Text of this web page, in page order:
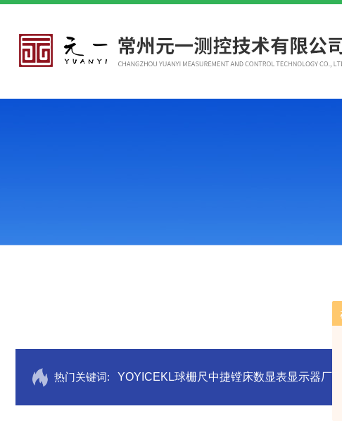
热门关键词: YOYICEKL球栅尺中捷镗床数显表显示器厂家